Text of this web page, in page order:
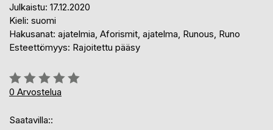
Julkaistu: 17.12.2020
Kieli: suomi
Hakusanat: ajatelmia, Aforismit, ajatelma, Runous, Runo
Esteettömyys: Rajoitettu pääsy
Arvostelu::
0%
0 Arvostelua
Saatavilla::